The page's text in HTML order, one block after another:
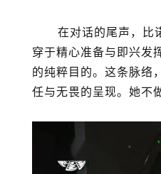
在对话的尾声，比
穿于精心准备与即兴发
的纯粹目的。这条脉络
任与无畏的呈现。她